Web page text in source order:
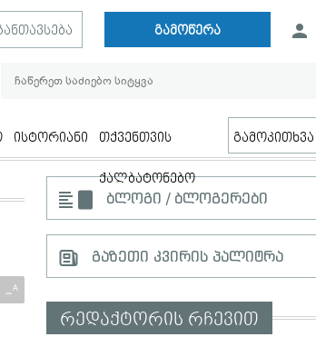
გამოწერა
ისტორიანი თქვენთვის
ქალბატონებო
გამოკითხვა
−A
ბლოგი / ბლოგერები
გაზეთი კვირის პალიტრა
რედაქტორის რჩევით